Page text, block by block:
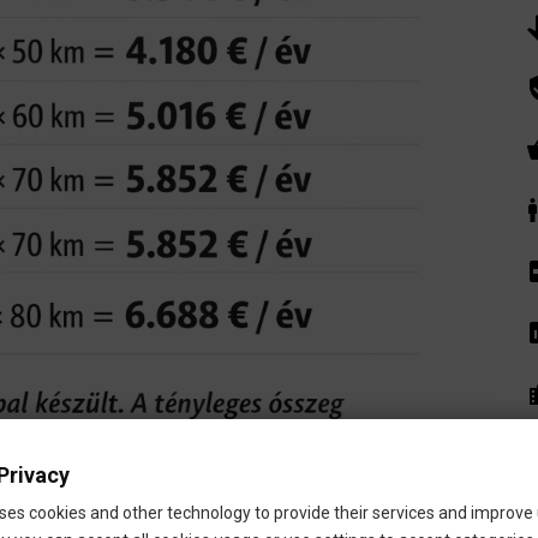
cookies and other technology to provide their services and improve